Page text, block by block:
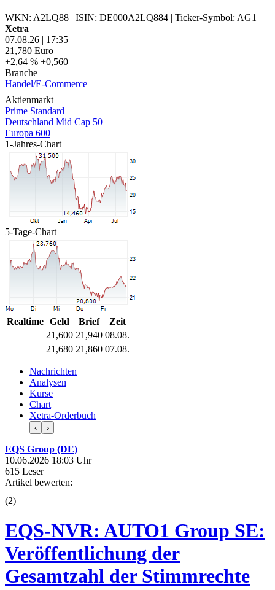
WKN: A2LQ88 | ISIN: DE000A2LQ884 | Ticker-Symbol: AG1
Xetra
07.08.26 | 17:35
21,780 Euro
+2,64 % +0,560
Branche
Handel/E-Commerce
Aktienmarkt
Prime Standard
Deutschland Mid Cap 50
Europa 600
1-Jahres-Chart
5-Tage-Chart
Realtime Geld Brief
Zeit
21,600 21,940 08.08.
21,680 21,860 07.08.
Nachrichten
Analysen
Kurse
Chart
Xetra-Orderbuch
‹ ›
EQS Group (DE)
10.06.2026 18:03 Uhr
615 Leser
Artikel bewerten:
(2)
EQS-NVR: AUTO1 Group SE:
Veröffentlichung der
Gesamtzahl der Stimmrechte